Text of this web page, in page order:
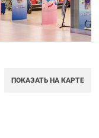
ПОКАЗАТЬ НА КАРТЕ